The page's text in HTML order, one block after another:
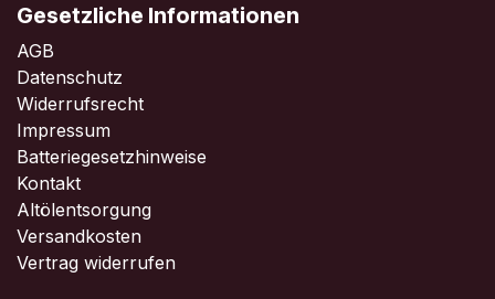
Gesetzliche Informationen
AGB
Datenschutz
Widerrufsrecht
Impressum
Batteriegesetzhinweise
Kontakt
Altölentsorgung
Versandkosten
Vertrag widerrufen